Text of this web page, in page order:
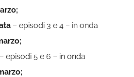
– episodi 3 e 4 – in onda
– episodi 5 e 6 – in onda